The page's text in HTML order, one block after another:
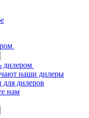
дилером
наши дилеры
для дилеров
нам